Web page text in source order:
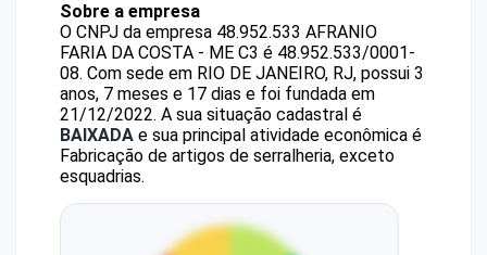
Sobre a empresa
O CNPJ da empresa 48.952.533 AFRANIO
FARIA DA COSTA - ME C3 é 48.952.533/0001-
08. Com sede em RIO DE JANEIRO, RJ, possui 3
anos, 7 meses e 17 dias e foi fundada em
21/12/2022. A sua situação cadastral é
BAIXADA e sua principal atividade econômica é
Fabricação de artigos de serralheria, exceto
esquadrias.